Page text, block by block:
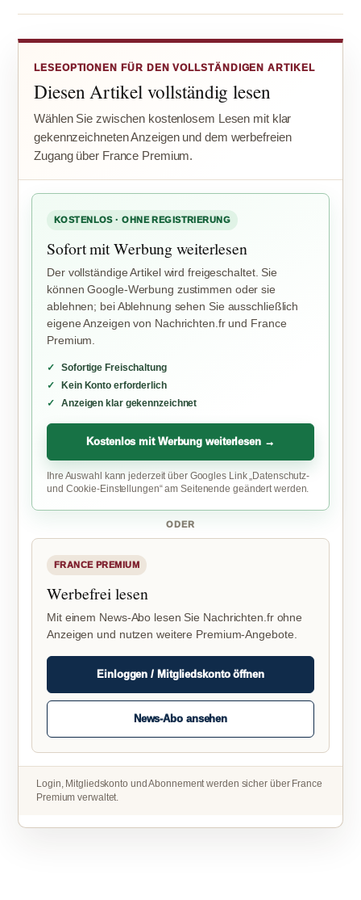
LESEOPTIONEN FÜR DEN VOLLSTÄNDIGEN ARTIKEL
Diesen Artikel vollständig lesen
Wählen Sie zwischen kostenlosem Lesen mit klar
gekennzeichneten Anzeigen und dem werbefreien
Zugang über France Premium.
KOSTENLOS · OHNE REGISTRIERUNG
Sofort mit Werbung weiterlesen
Der vollständige Artikel wird freigeschaltet. Sie
können Google-Werbung zustimmen oder sie
ablehnen; bei Ablehnung sehen Sie ausschließlich
eigene Anzeigen von Nachrichten.fr und France
Premium.
Sofortige Freischaltung
Kein Konto erforderlich
Anzeigen klar gekennzeichnet
Kostenlos mit Werbung weiterlesen →
Ihre Auswahl kann jederzeit über Googles Link „Datenschutz-
und Cookie-Einstellungen“ am Seitenende geändert werden.
ODER
FRANCE PREMIUM
Werbefrei lesen
Mit einem News-Abo lesen Sie Nachrichten.fr ohne
Anzeigen und nutzen weitere Premium-Angebote.
Einloggen / Mitgliedskonto öffnen
News-Abo ansehen
Login, Mitgliedskonto und Abonnement werden sicher über France
Premium verwaltet.